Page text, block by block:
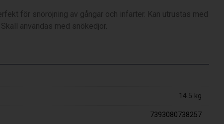
för snöröjning av gångar och infarter. Kan utrustas med
användas med snökedjor.
14.5 kg
7393080738257